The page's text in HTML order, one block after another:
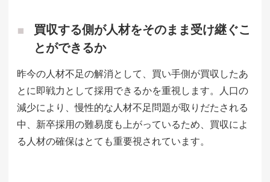
買収する側が人材をそのまま受け継ぐこ
とができるか
昨今の人材不足の解消として、買い手側が買収したあ
とに即戦力として採用できるかを重視します。人口の
減少により、慢性的な人材不足問題が取りだたされる
中、新卒採用の難易度も上がっているため、買収によ
る人材の確保はとても重要視されています。